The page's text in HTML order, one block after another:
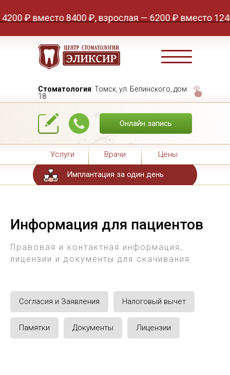
8400 ₽, взрослая — 6200 ₽ вместо 12400 ₽.
Стоматология: Томск, ул. Белинского, дом
18
Онлайн запись
Услуги Врачи Цены
Имплантация за один день
Информация для пациентов
Правовая и контактная информация,
лицензии и документы для скачивания
Согласия и Заявления Налоговый вычет
Памятки Документы Лицензии